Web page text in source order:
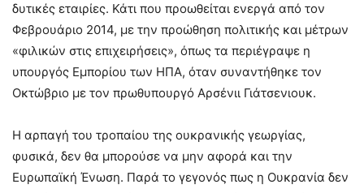
δυτικές εταιρίες. Κάτι που προωθείται ενεργά από τον
Φεβρουάριο 2014, με την προώθηση πολιτικής και μέτρων
«φιλικών στις επιχειρήσεις», όπως τα περιέγραψε η
υπουργός Εμπορίου των ΗΠΑ, όταν συναντήθηκε τον
Οκτώβριο με τον πρωθυπουργό Αρσένιι Γιάτσενιουκ.
Η αρπαγή του τροπαίου της ουκρανικής γεωργίας,
φυσικά, δεν θα μπορούσε να μην αφορά και την
Ευρωπαϊκή Ένωση. Παρά το γεγονός πως η Ουκρανία δεν